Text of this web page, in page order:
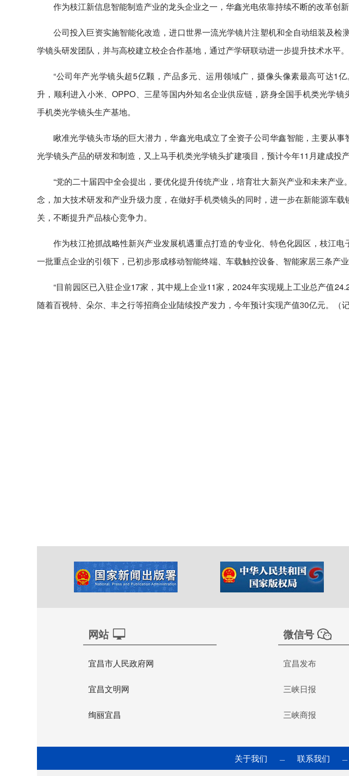
作为枝江新信息智能制造产业的龙头企业之一，华鑫光电依靠持续不断的改革创新
公司投入巨资实施智能化改造，进口世界一流光学镜片注塑机和全自动组装及检
学镜头研发团队，并与高校建立校企合作基地，通过产学研联动进一步提升技术水平。
“公司年产光学镜头超5亿颗，产品多元、运用领域广，摄像头像素最高可达1
升，顺利进入小米、OPPO、三星等国内外知名企业供应链，跻身全国手机类光学
手机类光学镜头生产基地。
瞅准光学镜头市场的巨大潜力，华鑫光电成立了全资子公司华鑫智能，主要从
光学镜头产品的研发和制造，又上马手机类光学镜头扩建项目，预计今年11月建成投产
“党的二十届四中全会提出，要优化提升传统产业，培育壮大新兴产业和未来产业
念，加大技术研发和产业升级力度，在做好手机类镜头的同时，进一步在新能源车
关，不断提升产品核心竞争力。
作为枝江抢抓战略性新兴产业发展机遇重点打造的专业化、特色化园区，枝江
一批重点企业的引领下，已初步形成移动智能终端、车载触控设备、智能家居三条产业
“目前园区已入驻企业17家，其中规上企业11家，2024年实现规上工业总产值
随着百视特、朵尔、丰之行等招商企业陆续投产发力，今年预计实现产值30亿元。（
网站
宜昌市人民政府网
宜昌文明网
绚丽宜昌
微信号
宜昌发布
三峡日报
三峡商报
关于我们 — 联系我们 —